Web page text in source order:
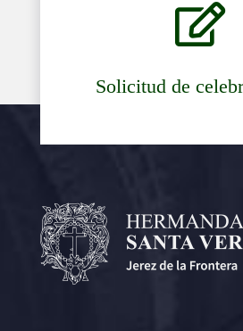

Solicitud de